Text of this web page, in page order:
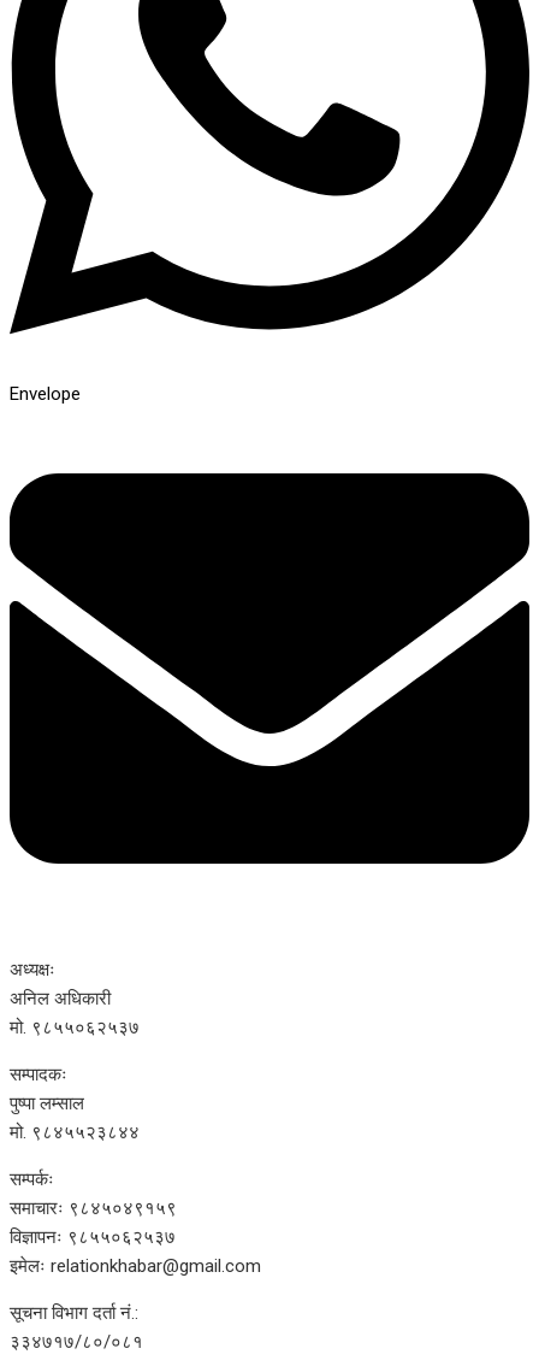
Envelope
अध्यक्षः
अनिल अधिकारी
मो. ९८५५०६२५३७
सम्पादकः
पुष्पा लम्साल
मो. ९८४५५२३८४४
सम्पर्कः
समाचारः ९८४५०४९१५९
विज्ञापनः ९८५५०६२५३७
इमेलः relationkhabar@gmail.com
सूचना विभाग दर्ता नं.:
३३४७१७/८०/०८१